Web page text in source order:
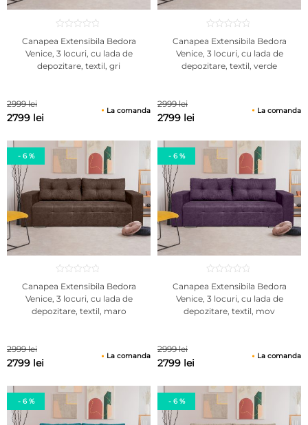
Canapea Extensibila Bedora
Venice, 3 locuri, cu lada de
depozitare, textil, gri
2999 lei
2799 lei
La comanda
Canapea Extensibila Bedora
Venice, 3 locuri, cu lada de
depozitare, textil, verde
2999 lei
2799 lei
La comanda
- 6 %
Canapea Extensibila Bedora
Venice, 3 locuri, cu lada de
depozitare, textil, maro
2999 lei
2799 lei
La comanda
- 6 %
Canapea Extensibila Bedora
Venice, 3 locuri, cu lada de
depozitare, textil, mov
2999 lei
2799 lei
La comanda
- 6 % - 6 %